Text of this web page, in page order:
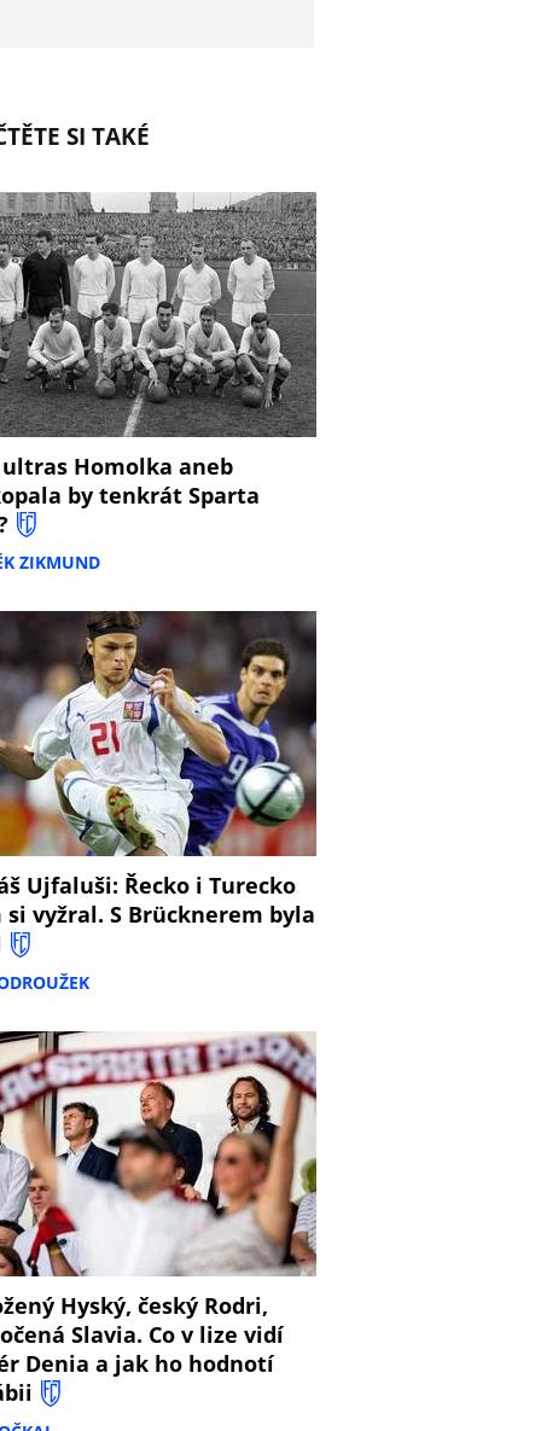
SI TAKÉ
ultras Homolka aneb
by tenkrát Sparta
ZIKMUND
Ujfaluši: Řecko i Turecko
si vyžral. S Brücknerem byla
Hyský, český Rodri,
Slavia. Co v lize vidí
Denia a jak ho hodnotí
8